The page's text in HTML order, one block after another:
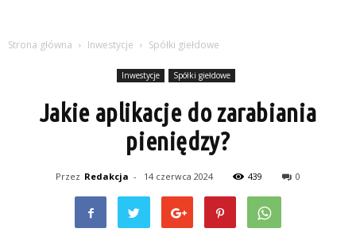
Strona główna Inwestycje Spółki giełdowe
Inwestycje Spółki giełdowe
Jakie aplikacje do zarabiania
pieniędzy?
Przez Redakcja - 14 czerwca 2024 439 0